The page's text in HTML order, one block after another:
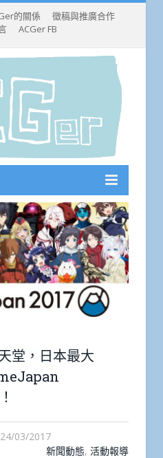
的關係
徵稿與推廣合作
ACGer FB
堂，日本最大
24/03/2017
新聞動態, 活動報導